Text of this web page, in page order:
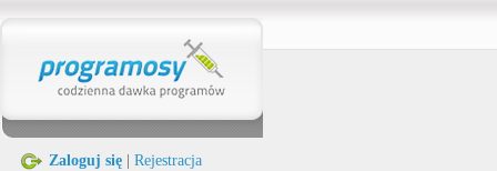
Zaloguj się Rejestracja